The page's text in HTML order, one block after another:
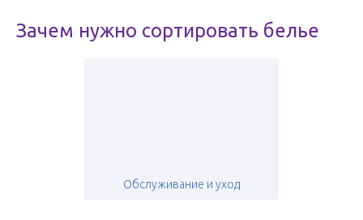
Зачем нужно сортировать белье
Обслуживание и уход